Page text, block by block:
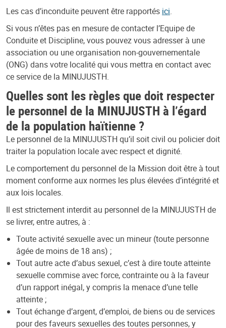
Les cas d’inconduite peuvent être rapportés ici.
Si vous n’êtes pas en mesure de contacter l’Equipe de
Conduite et Discipline, vous pouvez vous adresser à une
association ou une organisation non-gouvernementale
(ONG) dans votre localité qui vous mettra en contact avec
ce service de la MINUJUSTH.
Quelles sont les règles que doit respecter
le personnel de la MINUJUSTH à l’égard
de la population haïtienne ?
Le personnel de la MINUJUSTH qu’il soit civil ou policier doit
traiter la population locale avec respect et dignité.
Le comportement du personnel de la Mission doit être à tout
moment conforme aux normes les plus élevées d’intégrité et
aux lois locales.
Il est strictement interdit au personnel de la MINUJUSTH de
se livrer, entre autres, à :
Toute activité sexuelle avec un mineur (toute personne
âgée de moins de 18 ans) ;
Tout autre acte d’abus sexuel, c’est à dire toute atteinte
sexuelle commise avec force, contrainte ou à la faveur
d’un rapport inégal, y compris la menace d’une telle
atteinte ;
Tout échange d’argent, d’emploi, de biens ou de services
pour des faveurs sexuelles des toutes personnes, y